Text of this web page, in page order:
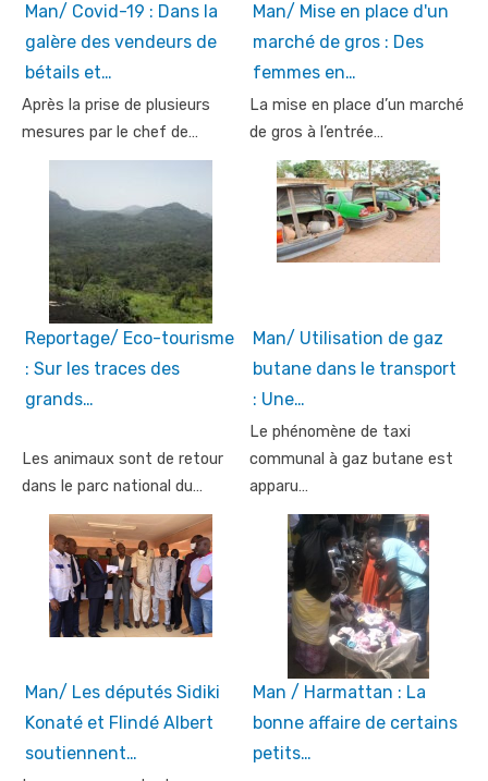
Man/ Covid-19 : Dans la
galère des vendeurs de
bétails et…
Après la prise de plusieurs
mesures par le chef de…
Man/ Mise en place d'un
marché de gros : Des
femmes en…
La mise en place d’un marché
de gros à l’entrée…
Reportage/ Eco-tourisme
: Sur les traces des
grands…
Les animaux sont de retour
dans le parc national du…
Man/ Utilisation de gaz
butane dans le transport
: Une…
Le phénomène de taxi
communal à gaz butane est
apparu…
Man/ Les députés Sidiki
Konaté et Flindé Albert
soutiennent…
Man / Harmattan : La
bonne affaire de certains
petits…